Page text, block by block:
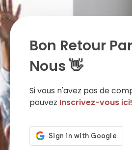
Bon Retour
Nous 👋
Si vous n'avez pas de
pouvez Inscrivez-vous ici!